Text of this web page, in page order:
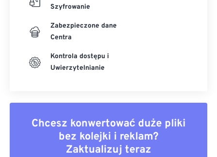
Szyfrowanie
Zabezpieczone dane
Centra
Kontrola dostępu i
Uwierzytelnianie
Chcesz konwertować duże pliki
bez kolejki i reklam?
Zaktualizuj teraz